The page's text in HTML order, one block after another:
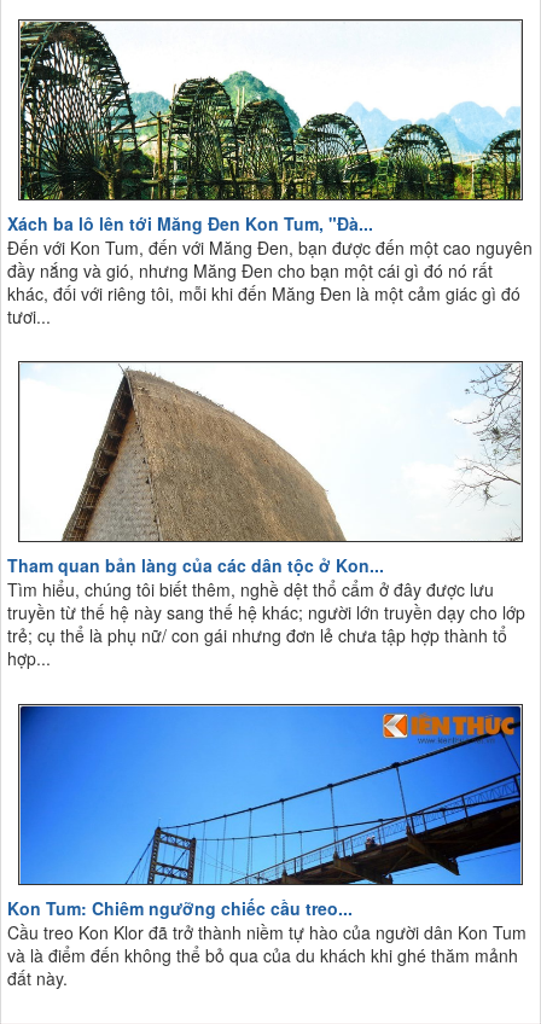
Xách ba lô lên tới Măng Đen Kon Tum, "Đà...
Đến với Kon Tum, đến với Măng Đen, bạn được đến một cao nguyên
đầy nắng và gió, nhưng Măng Đen cho bạn một cái gì đó nó rất
khác, đối với riêng tôi, mỗi khi đến Măng Đen là một cảm giác gì đó
tươi...
Tham quan bản làng của các dân tộc ở Kon...
Tìm hiểu, chúng tôi biết thêm, nghề dệt thổ cẩm ở đây được lưu
truyền từ thế hệ này sang thế hệ khác; người lớn truyền dạy cho lớp
trẻ; cụ thể là phụ nữ/ con gái nhưng đơn lẻ chưa tập hợp thành tổ
hợp...
Kon Tum: Chiêm ngưỡng chiếc cầu treo...
Cầu treo Kon Klor đã trở thành niềm tự hào của người dân Kon Tum
và là điểm đến không thể bỏ qua của du khách khi ghé thăm mảnh
đất này.